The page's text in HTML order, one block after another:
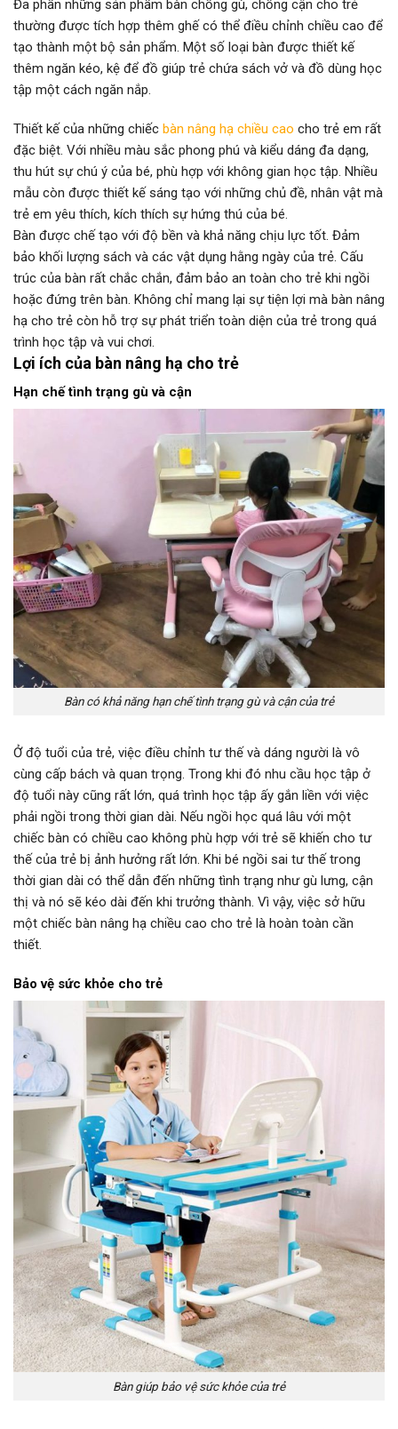
Đa phần những sản phẩm bàn chống gù, chống cận cho trẻ
thường được tích hợp thêm ghế có thể điều chỉnh chiều cao để
tạo thành một bộ sản phẩm. Một số loại bàn được thiết kế
thêm ngăn kéo, kệ để đồ giúp trẻ chứa sách vở và đồ dùng học
tập một cách ngăn nắp.
Thiết kế của những chiếc bàn nâng hạ chiều cao cho trẻ em rất
đặc biệt. Với nhiều màu sắc phong phú và kiểu dáng đa dạng,
thu hút sự chú ý của bé, phù hợp với không gian học tập. Nhiều
mẫu còn được thiết kế sáng tạo với những chủ đề, nhân vật mà
trẻ em yêu thích, kích thích sự hứng thú của bé.
Bàn được chế tạo với độ bền và khả năng chịu lực tốt. Đảm
bảo khối lượng sách và các vật dụng hằng ngày của trẻ. Cấu
trúc của bàn rất chắc chắn, đảm bảo an toàn cho trẻ khi ngồi
hoặc đứng trên bàn. Không chỉ mang lại sự tiện lợi mà bàn nâng
hạ cho trẻ còn hỗ trợ sự phát triển toàn diện của trẻ trong quá
trình học tập và vui chơi.
Lợi ích của bàn nâng hạ cho trẻ
Hạn chế tình trạng gù và cận
Bàn có khả năng hạn chế tình trạng gù và cận của trẻ
Ở độ tuổi của trẻ, việc điều chỉnh tư thế và dáng người là vô
cùng cấp bách và quan trọng. Trong khi đó nhu cầu học tập ở
độ tuổi này cũng rất lớn, quá trình học tập ấy gắn liền với việc
phải ngồi trong thời gian dài. Nếu ngồi học quá lâu với một
chiếc bàn có chiều cao không phù hợp với trẻ sẽ khiến cho tư
thế của trẻ bị ảnh hưởng rất lớn. Khi bé ngồi sai tư thế trong
thời gian dài có thể dẫn đến những tình trạng như gù lưng, cận
thị và nó sẽ kéo dài đến khi trưởng thành. Vì vậy, việc sở hữu
một chiếc bàn nâng hạ chiều cao cho trẻ là hoàn toàn cần
thiết.
Bảo vệ sức khỏe cho trẻ
Bàn giúp bảo vệ sức khỏe của trẻ